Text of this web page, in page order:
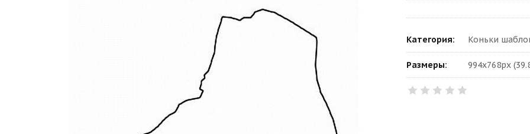
Категория: Коньки
Размеры: 994x768px